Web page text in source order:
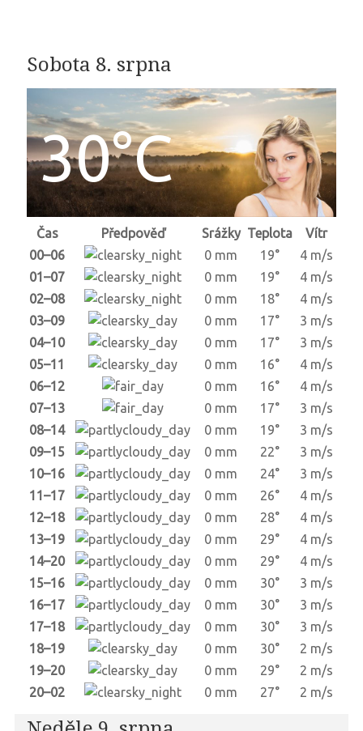
Sobota 8. srpna
30°C
Čas Předpověď Srážky Teplota
Vítr
00–06
0 mm 19°
4 m/s
01–07
0 mm 19°
4 m/s
02–08
0 mm 18°
4 m/s
03–09
0 mm 17°
3 m/s
04–10
0 mm 17°
3 m/s
05–11
0 mm 16°
4 m/s
06–12
0 mm 16°
4 m/s
07–13
0 mm 17°
3 m/s
08–14
0 mm 19°
3 m/s
09–15
0 mm 22°
3 m/s
10–16
0 mm 24°
3 m/s
11–17
0 mm 26°
4 m/s
12–18
0 mm 28°
4 m/s
13–19
0 mm 29°
4 m/s
14–20
0 mm 29°
4 m/s
15–16
0 mm 30°
3 m/s
16–17
0 mm 30°
3 m/s
17–18
0 mm 30°
3 m/s
18–19
0 mm 30°
2 m/s
19–20
0 mm 29°
2 m/s
20–02
0 mm 27° 2 m/s